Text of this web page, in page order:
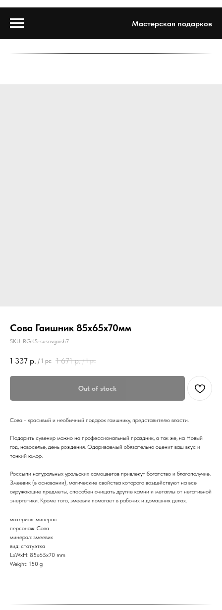
Мастерская подарков
Сова Гаишник 85х65х70мм
SKU: RGKS-susovgaish7
1 337 р. / 1 pc 1 671 р. / 1 pc
Out of stock
Сова - красивый и необычный подарок гаишнику, представителю власти.
Подарить сувенир можно на профессиональный праздник, а так же, на Новый
год, новоселье, день рождения. Одариваемый обязательно оценит ваш вкус и
тонкий юмор.
Россыпи натуральных уральских самоцветов привлекут богатство и благополучие.
Змеевик (в основании), магические свойства которого воздействуют на все
окружающие предметы, способен очищать другие камни и металлы от негативной
энергетики. Кроме того, змеевик помогает в рабочих и домашних делах.
материал: минерал
персонаж: Сова
минерал: змеевик
вид: статуэтка
LxWxH: 85x65x70 mm
Weight: 150 g